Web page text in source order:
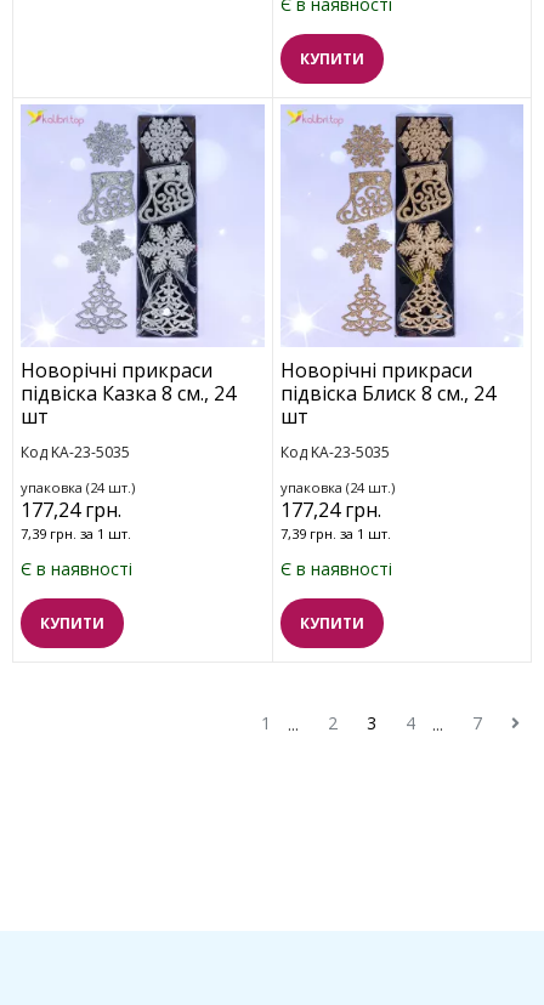
КУПИТИ
Новорічні прикраси
підвіска Казка 8 см., 24
шт
Код KA-23-5035
упаковка (24 шт.)
177,24 грн.
7,39 грн. за 1 шт.
Є в наявності
КУПИТИ
Новорічні прикраси
підвіска Блиск 8 см., 24
шт
Код KA-23-5035
упаковка (24 шт.)
177,24 грн.
7,39 грн. за 1 шт.
Є в наявності
КУПИТИ
1 ... 2 3 4 ... 7